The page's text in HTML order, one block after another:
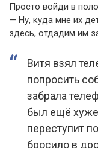
Просто войди в
— Ну, куда мне их
здесь, отдадим им
Витя взял
попросить
забрала
был ещё
переступит
бросило в